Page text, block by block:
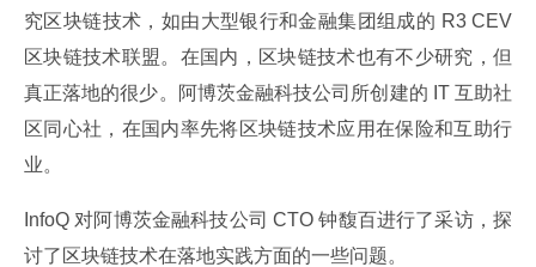
究区块链技术，如由大型银行和金融集团组成的 R3 CEV
区块链技术联盟。在国内，区块链技术也有不少研究，但
真正落地的很少。阿博茨金融科技公司所创建的 IT 互助社
区同心社，在国内率先将区块链技术应用在保险和互助行
业。
InfoQ 对阿博茨金融科技公司 CTO 钟馥百进行了采访，探
讨了区块链技术在落地实践方面的一些问题。